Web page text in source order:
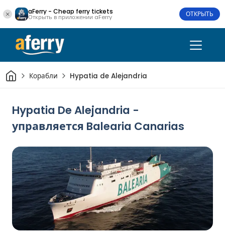
aFerry - Cheap ferry tickets
Открыть в приложении aFerry ОТКРЫТЬ
ДомКорабли Hypatia de Alejandria
Hypatia De Alejandria -
управляется Balearia Canarias